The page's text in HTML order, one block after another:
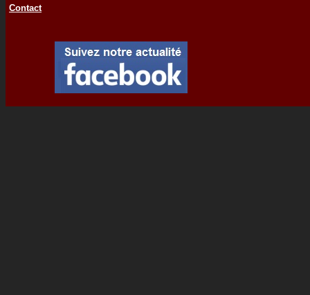
Contact